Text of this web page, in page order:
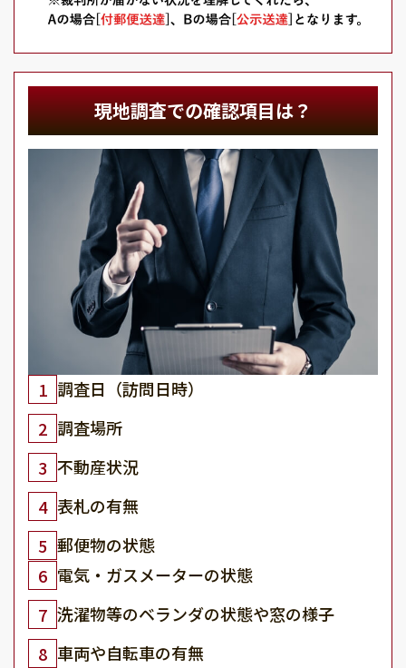
現地調査での確認項目は？
1 調査日（訪問日時）
2 調査場所
3 不動産状況
4 表札の有無
5 郵便物の状態
6 電気・ガスメーターの状態
7 洗濯物等のベランダの状態や窓の様子
8 車両や自転車の有無